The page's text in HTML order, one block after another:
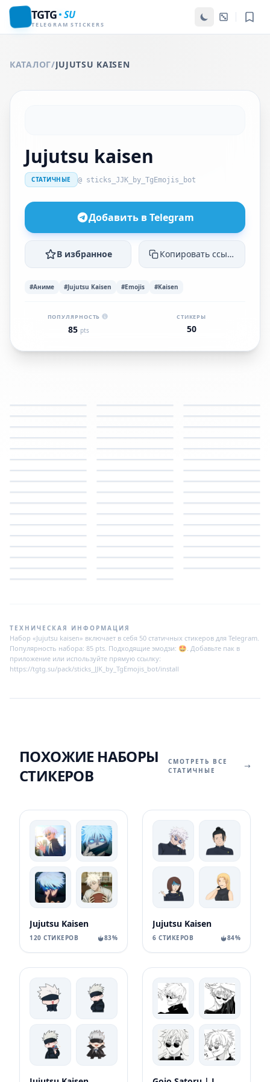
TGTG SU
TELEGRAM STICKERS
КАТАЛОГ/JUJUTSU KAISEN
Jujutsu kaisen
СТАТИЧНЫЕ @ sticks_JJK_by_TgEmojis_bot
Добавить в Telegram
В избранное Копировать ссылку
#Аниме #Jujutsu Kaisen #Emojis #Kaisen
ПОПУЛЯРНОСТЬ
85 pts
СТИКЕРЫ
50
ТЕХНИЧЕСКАЯ ИНФОРМАЦИЯ
Набор «Jujutsu kaisen» включает в себя 50 статичных стикеров для Telegram.
Популярность набора: 85 pts. Подходящие эмодзи: 🤩. Добавьте пак в
приложение или используйте прямую ссылку:
https://tgtg.su/pack/sticks_JJK_by_TgEmojis_bot/install
ПОХОЖИЕ НАБОРЫ
СТИКЕРОВ
СМОТРЕТЬ ВСЕ
СТАТИЧНЫЕ
Jujutsu Kaisen
120 СТИКЕРОВ 83%
Jujutsu Kaisen
6 СТИКЕРОВ 84%